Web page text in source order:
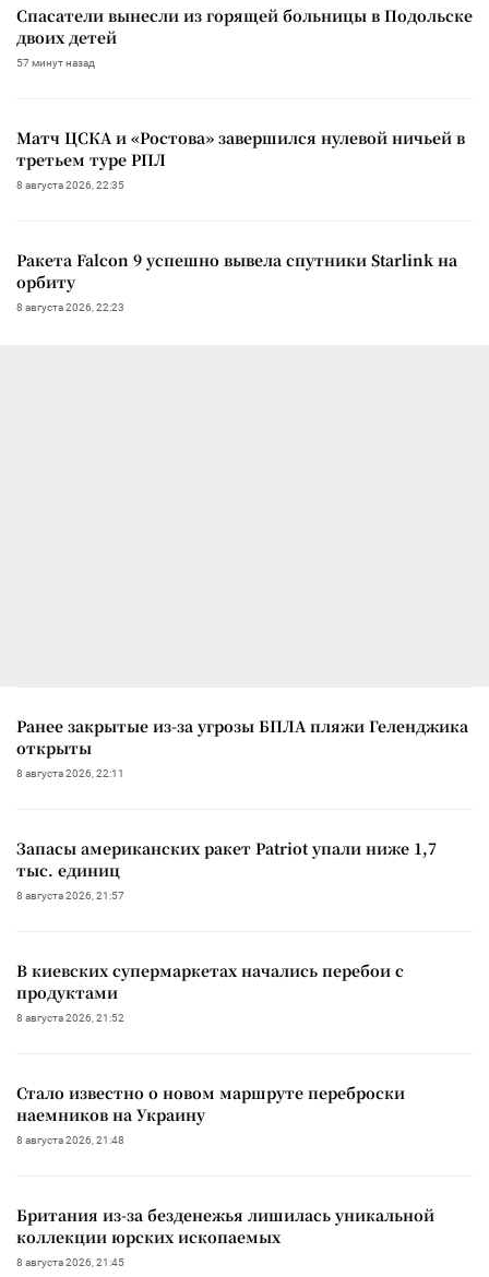
Спасатели вынесли из горящей больницы в Подольске
двоих детей
57 минут назад
Матч ЦСКА и «Ростова» завершился нулевой ничьей в
третьем туре РПЛ
8 августа 2026, 22:35
Ракета Falcon 9 успешно вывела спутники Starlink на
орбиту
8 августа 2026, 22:23
Ранее закрытые из-за угрозы БПЛА пляжи Геленджика
открыты
8 августа 2026, 22:11
Запасы американских ракет Patriot упали ниже 1,7
тыс. единиц
8 августа 2026, 21:57
В киевских супермаркетах начались перебои с
продуктами
8 августа 2026, 21:52
Стало известно о новом маршруте переброски
наемников на Украину
8 августа 2026, 21:48
Британия из-за безденежья лишилась уникальной
коллекции юрских ископаемых
8 августа 2026, 21:45